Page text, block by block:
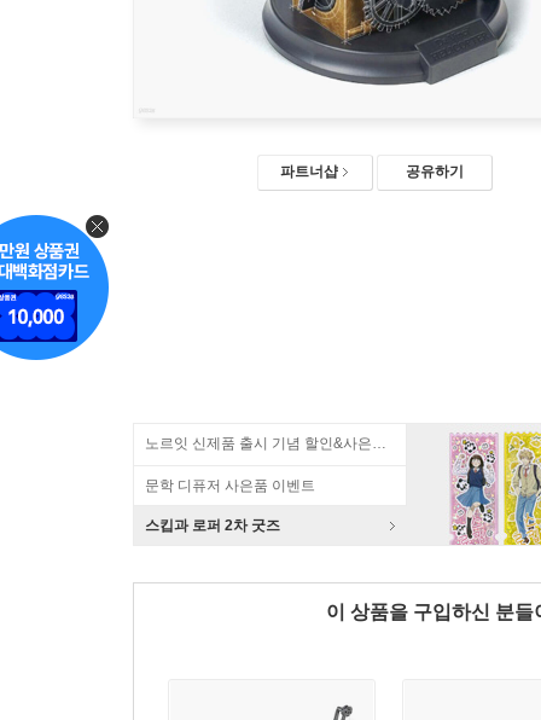
파트너샵 공유하기
노르잇 신제품 출시 기념 할인&사은품 증정!
문학 디퓨저 사은품 이벤트
스킵과 로퍼 2차 굿즈
이 상품을 구입하신 분